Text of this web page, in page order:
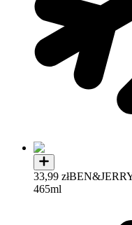
33,99 zł
465ml